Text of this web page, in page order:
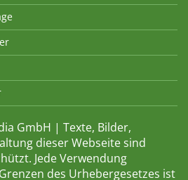
GmbH | Texte, Bilder,
dieser Webseite sind
Jede Verwendung
des Urhebergesetzes ist